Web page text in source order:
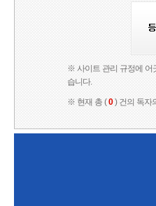
※ 사이트 관리 규정에 어
습니다.
※ 현재 총 (0) 건의 독자